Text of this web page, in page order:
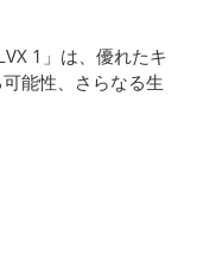
1」は、優れたキ
能性、さらなる生